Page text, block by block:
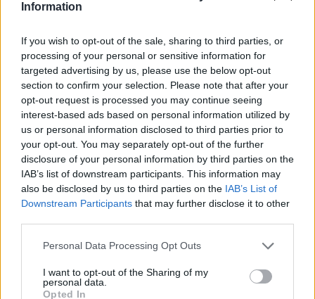
Information
If you wish to opt-out of the sale, sharing to third parties, or
processing of your personal or sensitive information for
targeted advertising by us, please use the below opt-out
section to confirm your selection. Please note that after your
opt-out request is processed you may continue seeing
interest-based ads based on personal information utilized by
us or personal information disclosed to third parties prior to
your opt-out. You may separately opt-out of the further
disclosure of your personal information by third parties on the
IAB’s list of downstream participants. This information may
also be disclosed by us to third parties on the IAB’s List of
Downstream Participants that may further disclose it to other
Personal Data Processing Opt Outs
I want to opt-out of the Sharing of my
personal data.
Opted In